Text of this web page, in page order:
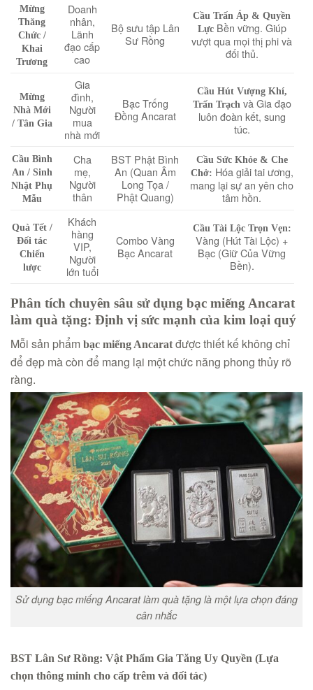
Mừng
Thăng
Chức /
Khai
Trương
Doanh
nhân,
Lãnh
đạo cấp
cao
Bộ sưu tập Lân
Sư Rồng
Cầu Trấn Áp & Quyền
LựcBền vững. Giúp
vượt qua mọi thị phi và
đối thủ.
Mừng
Nhà Mới
/ Tân Gia
Gia
đình,
Người
mua
nhà mới
Bạc Trống
Đồng Ancarat
Cầu Hút Vượng Khí,
Trấn Trạch và Gia đạo
luôn đoàn kết, sung
túc.
Cầu Bình
An / Sinh
Nhật Phụ
Mẫu
Cha
mẹ,
Người
thân
BST Phật Bình
An (Quan Âm
Long Tọa /
Phật Quang)
Cầu Sức Khỏe & Che
Chở: Hóa giải tai ương,
mang lại sự an yên cho
tâm hồn.
Quà Tết /
Đối tác
Chiến
lược
Khách
hàng
VIP,
Người
lớn tuổi
Combo Vàng
Bạc Ancarat
Cầu Tài Lộc Trọn Vẹn:
Vàng (Hút Tài Lộc) +
Bạc (Giữ Của Vững
Bền).
Phân tích chuyên sâu sử dụng bạc miếng Ancarat
làm quà tặng: Định vị sức mạnh của kim loại quý
Mỗi sản phẩm bạc miếng Ancaratđược thiết kế không chỉ
để đẹp mà còn để mang lại một chức năng phong thủy rõ
ràng.
Sử dụng bạc miếng Ancarat làm quà tặng là một lựa chọn đáng
cân nhắc
BST Lân Sư Rồng: Vật Phẩm Gia Tăng Uy Quyền (Lựa
chọn thông minh cho cấp trêm và đối tác)